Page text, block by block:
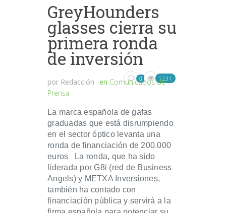
GreyHounders
glasses cierra su
primera ronda
de inversión
por Redacción en Comunicados de
Prensa
0 1231
La marca española de gafas
graduadas que está disrumpiendo
en el sector óptico levanta una
ronda de financiación de 200.000
euros La ronda, que ha sido
liderada por G8i (red de Business
Angels) y METXA Inversiones,
también ha contado con
financiación pública y servirá a la